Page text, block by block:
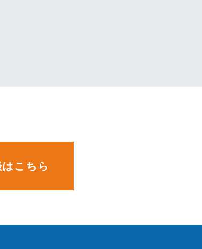
こちら